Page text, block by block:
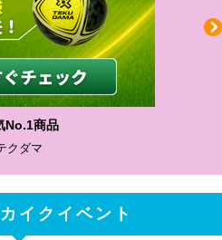
No.1商品
クダマ
イクイベント